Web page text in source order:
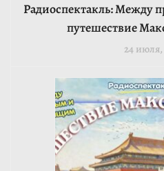
Радиоспектакль:
путешествие
24 июля,